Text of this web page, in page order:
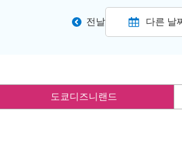
전날 다른 날
도쿄디즈니랜드